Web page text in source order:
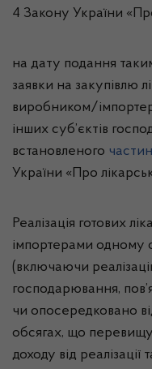
4 Закону України
на дату подання
заявки на закупівлю
виробником/
інших суб’єктів
встановленого
України «Про
Реалізація готових
імпортерами одному
(включаючи
господарювання,
чи опосередковано
обсягах, що
доходу від реалізації